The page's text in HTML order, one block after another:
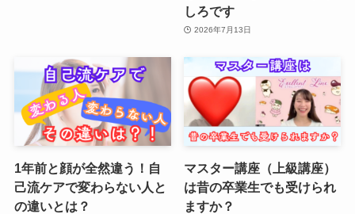
しろです
2026年7月13日
1年前と顔が全然違う！自
己流ケアで変わらない人と
の違いとは？
マスター講座（上級講座）
は昔の卒業生でも受けられ
ますか？